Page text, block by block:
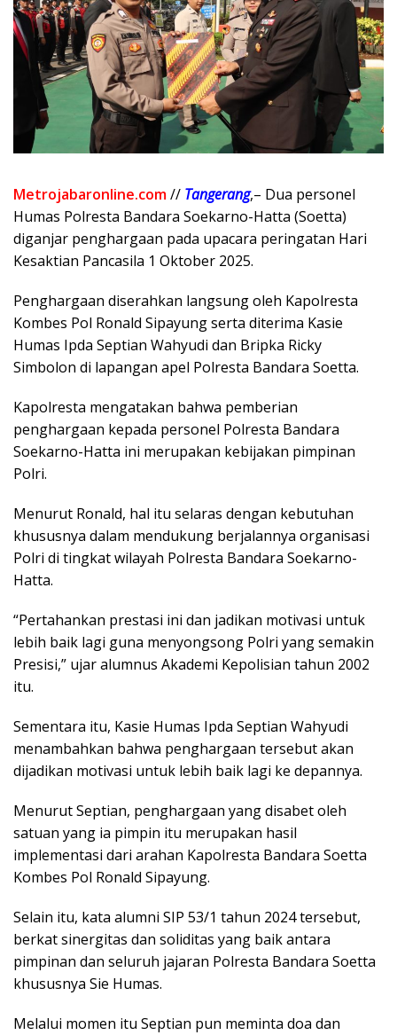
Metrojabaronline.com// Tangerang,– Dua personel
Humas Polresta Bandara Soekarno-Hatta (Soetta)
diganjar penghargaan pada upacara peringatan Hari
Kesaktian Pancasila 1 Oktober 2025.
Penghargaan diserahkan langsung oleh Kapolresta
Kombes Pol Ronald Sipayung serta diterima Kasie
Humas Ipda Septian Wahyudi dan Bripka Ricky
Simbolon di lapangan apel Polresta Bandara Soetta.
Kapolresta mengatakan bahwa pemberian
penghargaan kepada personel Polresta Bandara
Soekarno-Hatta ini merupakan kebijakan pimpinan
Polri.
Menurut Ronald, hal itu selaras dengan kebutuhan
khususnya dalam mendukung berjalannya organisasi
Polri di tingkat wilayah Polresta Bandara Soekarno-
Hatta.
“Pertahankan prestasi ini dan jadikan motivasi untuk
lebih baik lagi guna menyongsong Polri yang semakin
Presisi,” ujar alumnus Akademi Kepolisian tahun 2002
itu.
Sementara itu, Kasie Humas Ipda Septian Wahyudi
menambahkan bahwa penghargaan tersebut akan
dijadikan motivasi untuk lebih baik lagi ke depannya.
Menurut Septian, penghargaan yang disabet oleh
satuan yang ia pimpin itu merupakan hasil
implementasi dari arahan Kapolresta Bandara Soetta
Kombes Pol Ronald Sipayung.
Selain itu, kata alumni SIP 53/1 tahun 2024 tersebut,
berkat sinergitas dan soliditas yang baik antara
pimpinan dan seluruh jajaran Polresta Bandara Soetta
khususnya Sie Humas.
Melalui momen itu Septian pun meminta doa dan